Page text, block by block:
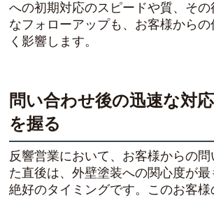
への初期対応のスピードや質、そ
なフォローアップも、お客様からの
く影響します。
問い合わせ後の迅速な対
を握る
反響営業において、お客様からの
た直後は、外壁塗装への関心度が
絶好のタイミングです。このお客